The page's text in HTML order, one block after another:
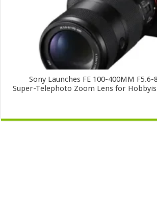
Sony Launches FE 100-400MM
Super-Telephoto Zoom Lens for